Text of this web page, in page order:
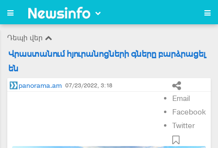
Դեպի վեր
Վրաստանում հյուրանոցների գները բարձրացել
են
panorama.am 07/23/2022, 3:18
Email
Facebook
Twitter